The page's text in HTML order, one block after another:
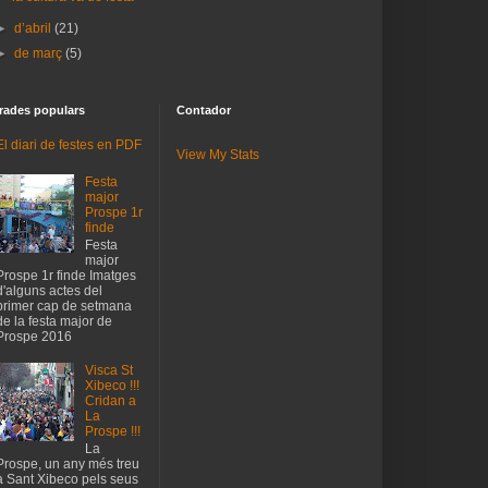
d’abril(21)
de març(5)
populars
diari de festes en PDF
Festa
major
Prospe 1r
finde
Festa
major
1r finde Imatges
actes del
cap de setmana
la festa major de
2016
Visca St
Xibeco !!!
Cridan a
La
Prospe !!!
La
un any més treu
Sant Xibeco pels seus
Contador
View My Stats